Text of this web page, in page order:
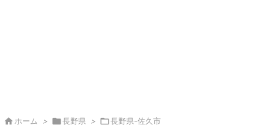
 ホーム > 長野県 > 長野県-佐久市